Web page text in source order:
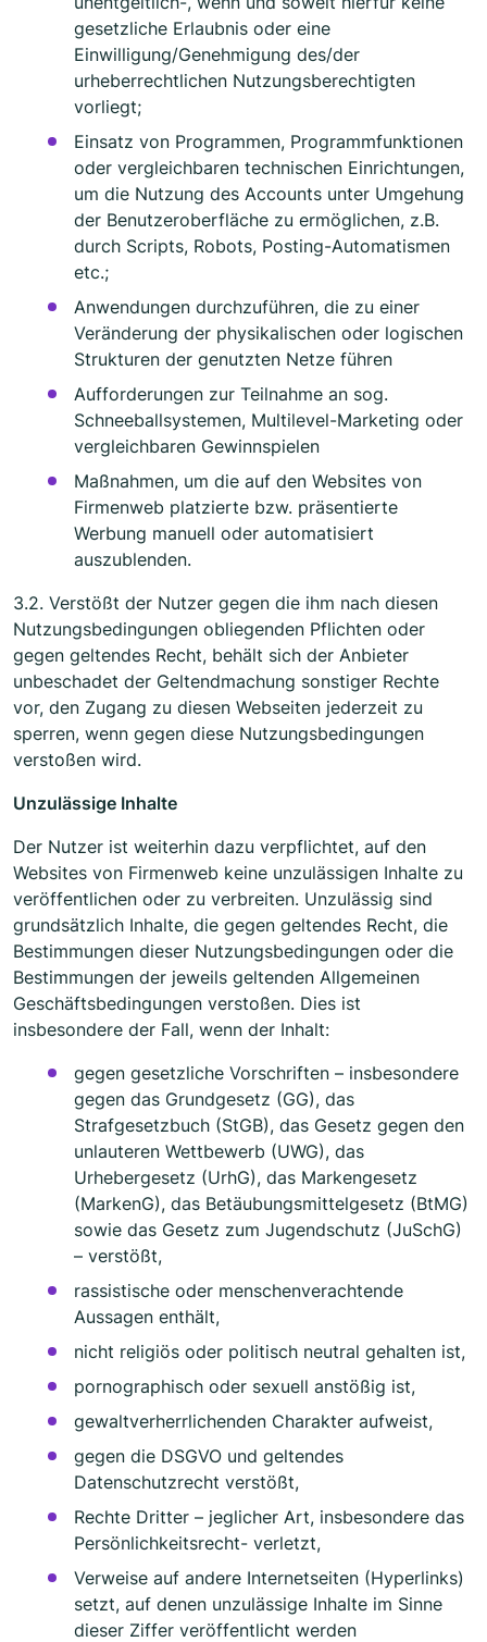
gesetzliche Erlaubnis oder eine
Einwilligung/Genehmigung des/der
urheberrechtlichen Nutzungsberechtigten
vorliegt;
Einsatz von Programmen, Programmfunktionen
oder vergleichbaren technischen Einrichtungen,
um die Nutzung des Accounts unter Umgehung
der Benutzeroberfläche zu ermöglichen, z.B.
durch Scripts, Robots, Posting-Automatismen
etc.;
Anwendungen durchzuführen, die zu einer
Veränderung der physikalischen oder logischen
Strukturen der genutzten Netze führen
Aufforderungen zur Teilnahme an sog.
Schneeballsystemen, Multilevel-Marketing oder
vergleichbaren Gewinnspielen
Maßnahmen, um die auf den Websites von
Firmenweb platzierte bzw. präsentierte
Werbung manuell oder automatisiert
auszublenden.
3.2. Verstößt der Nutzer gegen die ihm nach diesen
Nutzungsbedingungen obliegenden Pflichten oder
gegen geltendes Recht, behält sich der Anbieter
unbeschadet der Geltendmachung sonstiger Rechte
vor, den Zugang zu diesen Webseiten jederzeit zu
sperren, wenn gegen diese Nutzungsbedingungen
verstoßen wird.
Unzulässige Inhalte
Der Nutzer ist weiterhin dazu verpflichtet, auf den
Websites von Firmenweb keine unzulässigen Inhalte zu
veröffentlichen oder zu verbreiten. Unzulässig sind
grundsätzlich Inhalte, die gegen geltendes Recht, die
Bestimmungen dieser Nutzungsbedingungen oder die
Bestimmungen der jeweils geltenden Allgemeinen
Geschäftsbedingungen verstoßen. Dies ist
insbesondere der Fall, wenn der Inhalt:
gegen gesetzliche Vorschriften – insbesondere
gegen das Grundgesetz (GG), das
Strafgesetzbuch (StGB), das Gesetz gegen den
unlauteren Wettbewerb (UWG), das
Urhebergesetz (UrhG), das Markengesetz
(MarkenG), das Betäubungsmittelgesetz (BtMG)
sowie das Gesetz zum Jugendschutz (JuSchG)
– verstößt,
rassistische oder menschenverachtende
Aussagen enthält,
nicht religiös oder politisch neutral gehalten ist,
pornographisch oder sexuell anstößig ist,
gewaltverherrlichenden Charakter aufweist,
gegen die DSGVO und geltendes
Datenschutzrecht verstößt,
Rechte Dritter – jeglicher Art, insbesondere das
Persönlichkeitsrecht- verletzt,
Verweise auf andere Internetseiten (Hyperlinks)
setzt, auf denen unzulässige Inhalte im Sinne
dieser Ziffer veröffentlicht werden